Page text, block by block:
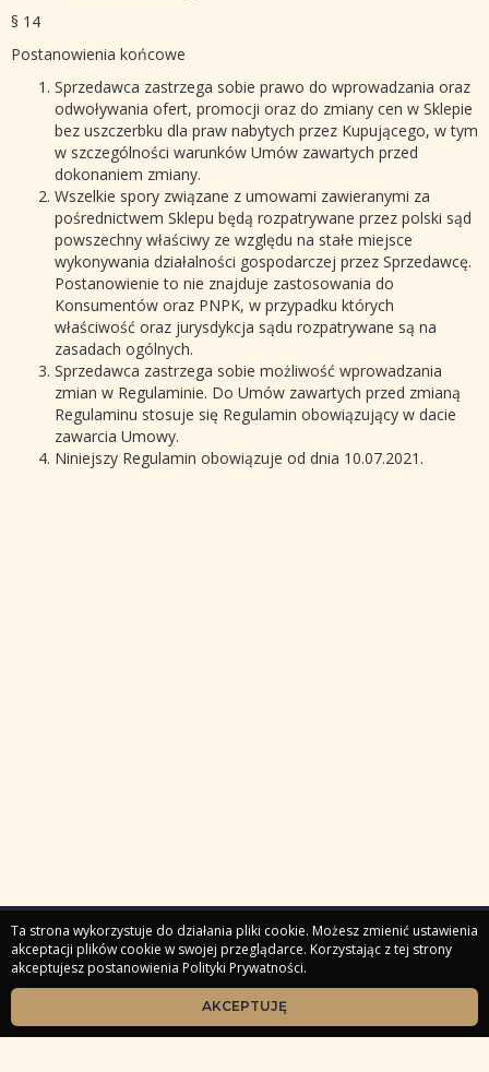
§ 14
Postanowienia końcowe
Sprzedawca zastrzega sobie prawo do wprowadzania oraz
odwoływania ofert, promocji oraz do zmiany cen w Sklepie
bez uszczerbku dla praw nabytych przez Kupującego, w tym
w szczególności warunków Umów zawartych przed
dokonaniem zmiany.
Wszelkie spory związane z umowami zawieranymi za
pośrednictwem Sklepu będą rozpatrywane przez polski sąd
powszechny właściwy ze względu na stałe miejsce
wykonywania działalności gospodarczej przez Sprzedawcę.
Postanowienie to nie znajduje zastosowania do
Konsumentów oraz PNPK, w przypadku których
właściwość oraz jurysdykcja sądu rozpatrywane są na
zasadach ogólnych.
Sprzedawca zastrzega sobie możliwość wprowadzania
zmian w Regulaminie. Do Umów zawartych przed zmianą
Regulaminu stosuje się Regulamin obowiązujący w dacie
zawarcia Umowy.
Niniejszy Regulamin obowiązuje od dnia 10.07.2021.
Strona główna Masterclassy Webinary
Produkty cyfrowe
Sesje indywidualne
Zaloguj
Społeczności
Ta strona wykorzystuje do działania pliki cookie. Możesz zmienić ustawienia
akceptacji plików cookie w swojej przeglądarce. Korzystając z tej strony
akceptujesz postanowienia Polityki Prywatności.
AKCEPTUJĘ